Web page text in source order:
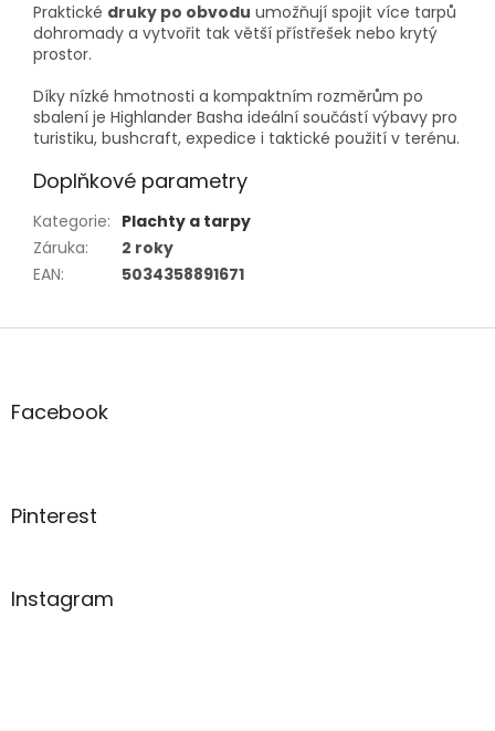
Praktické druky po obvodu umožňují spojit více tarpů
dohromady a vytvořit tak větší přístřešek nebo krytý
prostor.
Díky nízké hmotnosti a kompaktním rozměrům po
sbalení je Highlander Basha ideální součástí výbavy pro
turistiku, bushcraft, expedice i taktické použití v terénu.
Doplňkové parametry
Kategorie: Plachty a tarpy
Záruka:
2 roky
EAN: 5034358891671
Z
aFacebook
Pinterest
Instagram